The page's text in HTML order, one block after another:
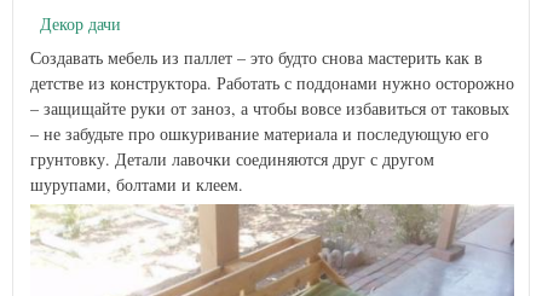
Декор дачи
Создавать мебель из паллет – это будто снова мастерить как в
детстве из конструктора. Работать с поддонами нужно осторожно
– защищайте руки от заноз, а чтобы вовсе избавиться от таковых
– не забудьте про ошкуривание материала и последующую его
грунтовку. Детали лавочки соединяются друг с другом
шурупами, болтами и клеем.